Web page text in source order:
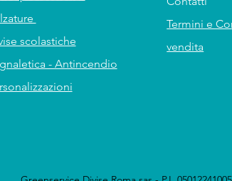
scolastiche
- Antincendio
Termini e
vendita